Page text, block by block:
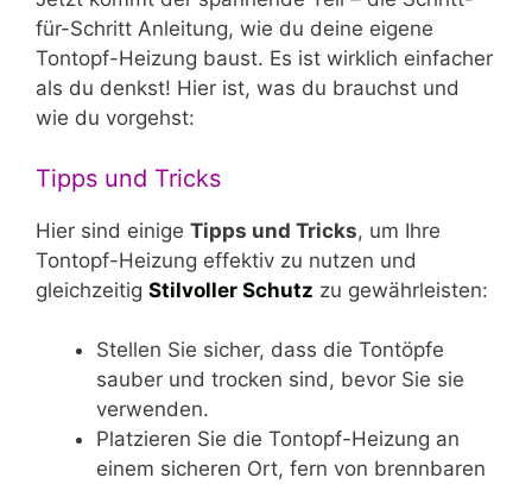
für-Schritt Anleitung, wie du deine eigene
Tontopf-Heizung baust. Es ist wirklich einfacher
als du denkst! Hier ist, was du brauchst und
wie du vorgehst:
Tipps und Tricks
Hier sind einige Tipps und Tricks, um Ihre
Tontopf-Heizung effektiv zu nutzen und
gleichzeitig Stilvoller Schutz zu gewährleisten:
Stellen Sie sicher, dass die Tontöpfe
sauber und trocken sind, bevor Sie sie
verwenden.
Platzieren Sie die Tontopf-Heizung an
einem sicheren Ort, fern von brennbaren